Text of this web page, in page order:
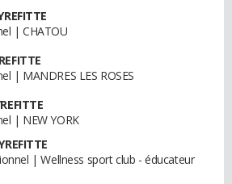
| CHATOU
| MANDRES LES ROSES
| NEW YORK
| Wellness sport club - éducateur